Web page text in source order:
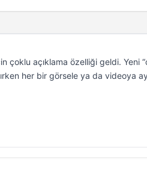
çoklu açıklama özelliği geldi. Yeni
her bir görsele ya da videoya